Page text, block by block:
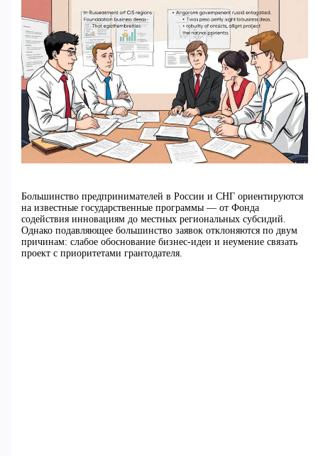
Большинство предпринимателей в России и СНГ ориентируются
на известные государственные программы — от Фонда
содействия инновациям до местных региональных субсидий.
Однако подавляющее большинство заявок отклоняются по двум
причинам: слабое обоснование бизнес-идеи и неумение связать
проект с приоритетами грантодателя.